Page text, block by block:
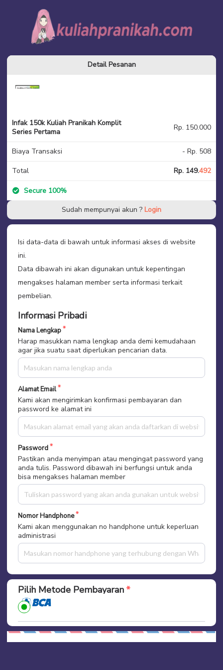
Detail Pesanan
Infak 150k Kuliah Pranikah Komplit
Series Pertama
Rp. 150.000
Biaya Transaksi - Rp. 508
Total Rp. 149.492
Secure 100%
Sudah mempunyai akun ? Login
Isi data-data di bawah untuk informasi akses di website
ini.
Data dibawah ini akan digunakan untuk kepentingan
mengakses halaman member serta informasi terkait
pembelian.
Informasi Pribadi
Nama Lengkap
Harap masukkan nama lengkap anda demi kemudahaan
agar jika suatu saat diperlukan pencarian data.
Alamat Email
Kami akan mengirimkan konfirmasi pembayaran dan
password ke alamat ini
Password
Pastikan anda menyimpan atau mengingat password yang
anda tulis. Password dibawah ini berfungsi untuk anda
bisa mengakses halaman member
Nomor Handphone
Kami akan menggunakan no handphone untuk keperluan
administrasi
Pilih Metode Pembayaran
Infak 150k Kuliah
Pranikah Komplit Series Pertama